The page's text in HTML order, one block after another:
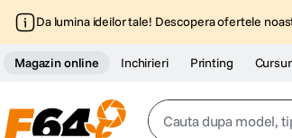
Da lumina ideilor tale! Descopera ofertele
Magazin online Inchirieri Printing
Cauta dupa model,